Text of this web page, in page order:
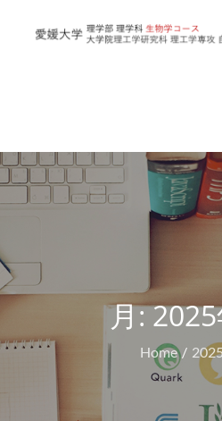
月:
Home